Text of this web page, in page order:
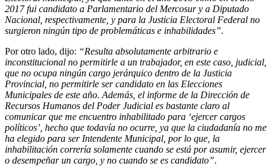
2017 fui candidato a Parlamentario del Mercosur y a Diputado
Nacional, respectivamente, y para la Justicia Electoral Federal no
surgieron ningún tipo de problemáticas e inhabilidades”.
Por otro lado, dijo: “Resulta absolutamente arbitrario e
inconstitucional no permitirle a un trabajador, en este caso, judicial,
que no ocupa ningún cargo jerárquico dentro de la Justicia
Provincial, no permitirle ser candidato en las Elecciones
Municipales de este año. Además, el informe de la Dirección de
Recursos Humanos del Poder Judicial es bastante claro al
comunicar que me encuentro inhabilitado para ‘ejercer cargos
políticos’, hecho que todavía no ocurre, ya que la ciudadanía no me
ha elegido para ser Intendente Municipal, por lo que, la
inhabilitación correría solamente cuando se está por asumir, ejercer
o desempeñar un cargo, y no cuando se es candidato”.